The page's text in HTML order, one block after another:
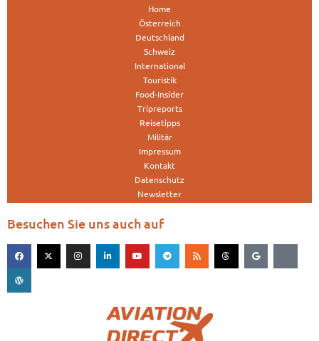
Home
Österreich
Deutschland
Schweiz
International
Touristik
Food-Insider
Tripreports
Reisetipps
Militär
Impressum
Kontakt
Datenschutz
Newsletter
Besuchen Sie uns auch auf